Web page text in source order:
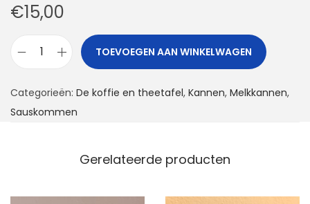
€15,00
n
n
e
TOEVOEGEN AAN WINKELWAGEN
Categorieën: De koffie en theetafel, Kannen, Melkkannen,
Sauskommen
Gerelateerde producten